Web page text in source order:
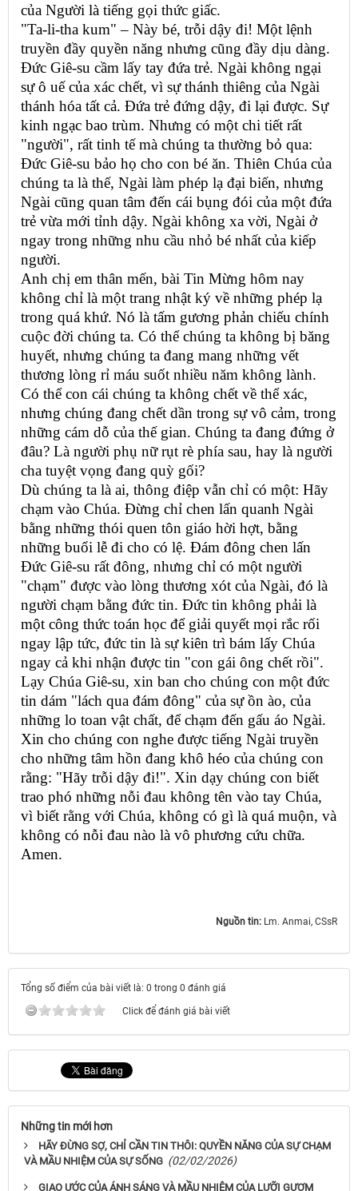
của Người là tiếng gọi thức giấc.
"Ta-li-tha kum" – Này bé, trỗi dậy đi! Một lệnh
truyền đầy quyền năng nhưng cũng đầy dịu dàng.
Đức Giê-su cầm lấy tay đứa trẻ. Ngài không ngại
sự ô uế của xác chết, vì sự thánh thiêng của Ngài
thánh hóa tất cả. Đứa trẻ đứng dậy, đi lại được. Sự
kinh ngạc bao trùm. Nhưng có một chi tiết rất
"người", rất tinh tế mà chúng ta thường bỏ qua:
Đức Giê-su bảo họ cho con bé ăn. Thiên Chúa của
chúng ta là thế, Ngài làm phép lạ đại biến, nhưng
Ngài cũng quan tâm đến cái bụng đói của một đứa
trẻ vừa mới tỉnh dậy. Ngài không xa vời, Ngài ở
ngay trong những nhu cầu nhỏ bé nhất của kiếp
người.
Anh chị em thân mến, bài Tin Mừng hôm nay
không chỉ là một trang nhật ký về những phép lạ
trong quá khứ. Nó là tấm gương phản chiếu chính
cuộc đời chúng ta. Có thể chúng ta không bị băng
huyết, nhưng chúng ta đang mang những vết
thương lòng rỉ máu suốt nhiều năm không lành.
Có thể con cái chúng ta không chết về thể xác,
nhưng chúng đang chết dần trong sự vô cảm, trong
những cám dỗ của thế gian. Chúng ta đang đứng ở
đâu? Là người phụ nữ rụt rè phía sau, hay là người
cha tuyệt vọng đang quỳ gối?
Dù chúng ta là ai, thông điệp vẫn chỉ có một: Hãy
chạm vào Chúa. Đừng chỉ chen lấn quanh Ngài
bằng những thói quen tôn giáo hời hợt, bằng
những buổi lễ đi cho có lệ. Đám đông chen lấn
Đức Giê-su rất đông, nhưng chỉ có một người
"chạm" được vào lòng thương xót của Ngài, đó là
người chạm bằng đức tin. Đức tin không phải là
một công thức toán học để giải quyết mọi rắc rối
ngay lập tức, đức tin là sự kiên trì bám lấy Chúa
ngay cả khi nhận được tin "con gái ông chết rồi".
Lạy Chúa Giê-su, xin ban cho chúng con một đức
tin dám "lách qua đám đông" của sự ồn ào, của
những lo toan vật chất, để chạm đến gấu áo Ngài.
Xin cho chúng con nghe được tiếng Ngài truyền
cho những tâm hồn đang khô héo của chúng con
rằng: "Hãy trỗi dậy đi!". Xin dạy chúng con biết
trao phó những nỗi đau không tên vào tay Chúa,
vì biết rằng với Chúa, không có gì là quá muộn, và
không có nỗi đau nào là vô phương cứu chữa.
Amen.
Nguồn tin: Lm. Anmai, CSsR
Tổng số điểm của bài viết là: 0 trong 0 đánh giá
Click để đánh giá bài viết
Những tin mới hơn
HÃY ĐỪNG SỢ, CHỈ CẦN TIN THÔI: QUYỀN NĂNG CỦA SỰ CHẠM
VÀ MẦU NHIỆM CỦA SỰ SỐNG (02/02/2026)
GIAO ƯỚC CỦA ÁNH SÁNG VÀ MẦU NHIỆM CỦA LƯỠI GƯƠM